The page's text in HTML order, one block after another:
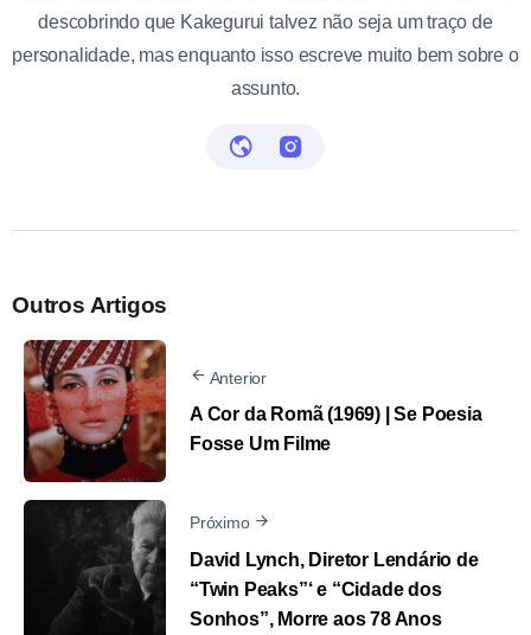
descobrindo que Kakegurui talvez não seja um traço de
personalidade, mas enquanto isso escreve muito bem sobre o
assunto.
Outros Artigos
Anterior
A Cor da Romã (1969) | Se Poesia
Fosse Um Filme
Próximo
David Lynch, Diretor Lendário de
“Twin Peaks”‘ e “Cidade dos
Sonhos”, Morre aos 78 Anos